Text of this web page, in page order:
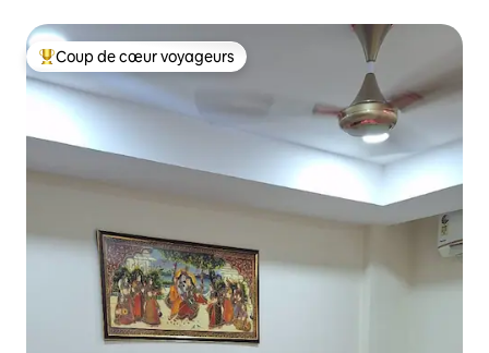
Coups de cœur voyageurs les plus appréciés
Coup de cœur voyageurs